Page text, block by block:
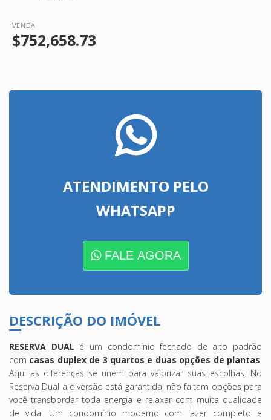
VENDA
$752,658.73
ATENDIMENTO PELO
WHATSAPP
FALE AGORA
DESCRIÇÃO DO IMÓVEL
RESERVA DUAL é um condomínio fechado de alto padrão
com casas duplex de 3 quartos e duas opções de plantas.
Aqui as diferenças se unem para valorizar suas escolhas. No
Reserva Dual a diversão está garantida, não faltam opções para
você transbordar toda energia e relaxar com muita qualidade
de vida. Um condomínio moderno com lazer completo e